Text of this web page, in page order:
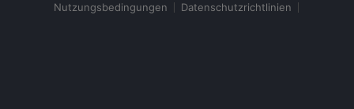
Nutzungsbedingungen Datenschutzrichtlinien